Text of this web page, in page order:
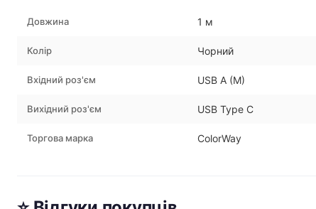
Довжина 1 м
Колір Чорний
Вхідний роз'єм USB A (M)
Вихідний роз'єм USB Type C
Торгова марка ColorWay